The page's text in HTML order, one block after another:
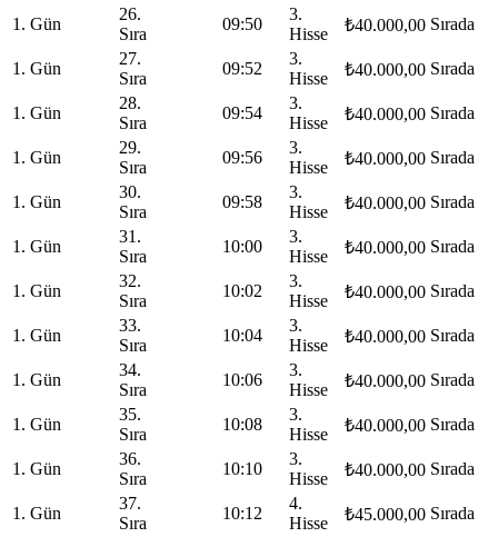
1. Gün
26.
Sıra
09:50
3.
Hisse
₺40.000,00 Sırada
1. Gün
27.
Sıra
09:52
3.
Hisse
₺40.000,00 Sırada
1. Gün
28.
Sıra
09:54
3.
Hisse
₺40.000,00 Sırada
1. Gün
29.
Sıra
09:56
3.
Hisse
₺40.000,00 Sırada
1. Gün
30.
Sıra
09:58
3.
Hisse
₺40.000,00 Sırada
1. Gün
31.
Sıra
10:00
3.
Hisse
₺40.000,00 Sırada
1. Gün
32.
Sıra
10:02
3.
Hisse
₺40.000,00 Sırada
1. Gün
33.
Sıra
10:04
3.
Hisse
₺40.000,00 Sırada
1. Gün
34.
Sıra
10:06
3.
Hisse
₺40.000,00 Sırada
1. Gün
35.
Sıra
10:08
3.
Hisse
₺40.000,00 Sırada
1. Gün
36.
Sıra
10:10
3.
Hisse
₺40.000,00 Sırada
1. Gün
37.
Sıra
10:12
4.
Hisse
₺45.000,00 Sırada